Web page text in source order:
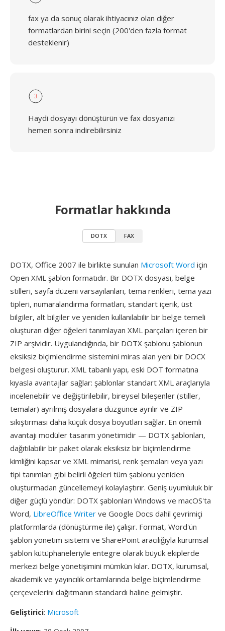
fax ya da sonuç olarak ihtiyacınız olan diğer
formatlardan birini seçin (200'den fazla format
desteklenir)
3
Haydi dosyayı dönüştürün ve fax dosyanızı
hemen sonra indirebilirsiniz
Formatlar hakkında
DOTX FAX
DOTX, Office 2007 ile birlikte sunulan Microsoft Word için
Open XML şablon formatıdır. Bir DOTX dosyası, belge
stilleri, sayfa düzeni varsayılanları, tema renkleri, tema yazı
tipleri, numaralandırma formatları, standart içerik, üst
bilgiler, alt bilgiler ve yeniden kullanılabilir bir belge temeli
oluşturan diğer öğeleri tanımlayan XML parçaları içeren bir
ZIP arşividir. Uygulandığında, bir DOTX şablonu şablonun
eksiksiz biçimlendirme sistemini miras alan yeni bir DOCX
belgesi oluşturur. XML tabanlı yapı, eski DOT formatına
kıyasla avantajlar sağlar: şablonlar standart XML araçlarıyla
incelenebilir ve değiştirilebilir, bireysel bileşenler (stiller,
temalar) ayrılmış dosyalara düzgünce ayrılır ve ZIP
sıkıştırması daha küçük dosya boyutları sağlar. En önemli
avantajı modüler tasarım yönetimidir — DOTX şablonları,
dağıtılabilir bir paket olarak eksiksiz bir biçimlendirme
kimliğini kapsar ve XML mimarisi, renk şemaları veya yazı
tipi tanımları gibi belirli öğeleri tüm şablonu yeniden
oluşturmadan güncellemeyi kolaylaştırır. Geniş uyumluluk bir
diğer güçlü yöndür: DOTX şablonları Windows ve macOS'ta
Word, LibreOffice Writer ve Google Docs dahil çevrimiçi
platformlarda (dönüştürme ile) çalışır. Format, Word'ün
şablon yönetim sistemi ve SharePoint aracılığıyla kurumsal
şablon kütüphaneleriyle entegre olarak büyük ekiplerde
merkezi belge yönetişimini mümkün kılar. DOTX, kurumsal,
akademik ve yayıncılık ortamlarında belge biçimlendirme
çerçevelerini dağıtmanın standardı haline gelmiştir.
Geliştirici: Microsoft